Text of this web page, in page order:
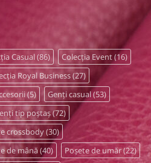
Casual(86) Colecția Event(16)
Royal Business(27)
(5) Genți casual(53)
tip poștaș(72)
crossbody(30)
de mână (40) Poșete de umăr(22)